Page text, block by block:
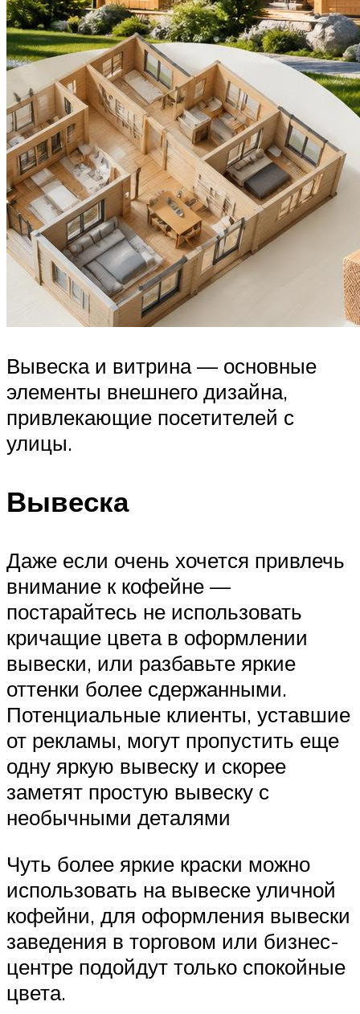
Вывеска и витрина — основные
элементы внешнего дизайна,
привлекающие посетителей с
улицы.
Вывеска
Даже если очень хочется привлечь
внимание к кофейне —
постарайтесь не использовать
кричащие цвета в оформлении
вывески, или разбавьте яркие
оттенки более сдержанными.
Потенциальные клиенты, уставшие
от рекламы, могут пропустить еще
одну яркую вывеску и скорее
заметят простую вывеску с
необычными деталями
Чуть более яркие краски можно
использовать на вывеске уличной
кофейни, для оформления вывески
заведения в торговом или бизнес-
центре подойдут только спокойные
цвета.